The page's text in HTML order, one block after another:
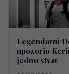
Legendarni
upozorio
jednu stvar